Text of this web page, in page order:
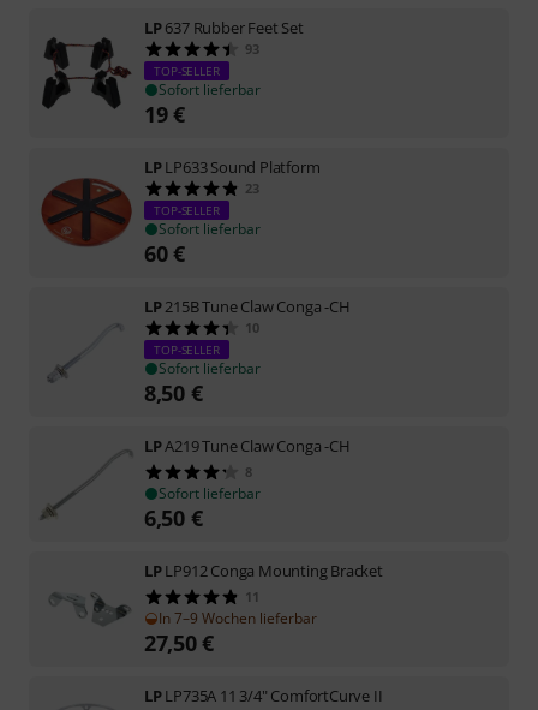
LP637 Rubber Feet Set
93
TOP-SELLER
Sofort lieferbar
19€
LPLP633 Sound Platform
23
TOP-SELLER
Sofort lieferbar
60€
LP215B Tune Claw Conga -CH
10
TOP-SELLER
Sofort lieferbar
8,50 €
LPA219 Tune Claw Conga -CH
8
Sofort lieferbar
6,50 €
LPLP912 Conga Mounting Bracket
11
In 7–9 Wochen lieferbar
27,50€
LPLP735A 11 3/4" ComfortCurve II